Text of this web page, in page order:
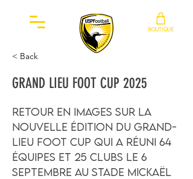
BOUTIQUE
< Back
GRAND LIEU FOOT CUP 2025
Retour en images sur la
nouvelle édition du Grand-
Lieu Foot Cup qui a réuni 64
équipes et 25 clubs le 6
septembre au stade Mickaël